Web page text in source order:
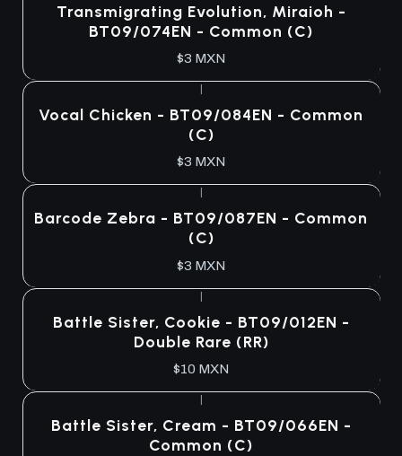
Transmigrating Evolution, Miraioh -
BT09/074EN - Common (C)
$3 MXN
|
Vocal Chicken - BT09/084EN - Common
(C)
$3 MXN
Barcode Zebra - BT09/087EN - Common
(C)
$3 MXN
|
Battle Sister, Cookie - BT09/012EN -
Double Rare (RR)
$10 MXN
Battle Sister, Cream - BT09/066EN -
Common (C)